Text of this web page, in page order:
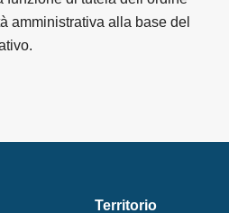
amministrativa alla base del
Territorio